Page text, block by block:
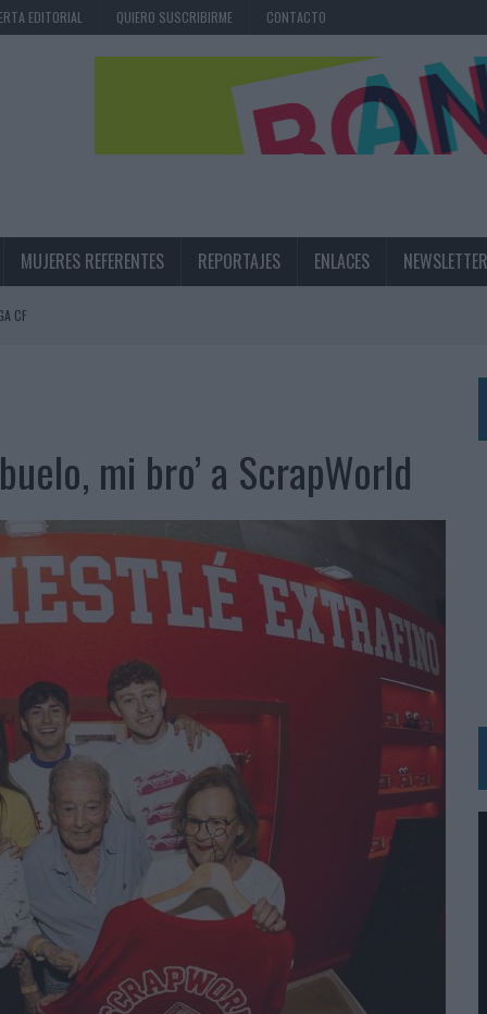
EDITORIAL QUIERO SUSCRIBIRME CONTACTO
MUJERES REFERENTES REPORTAJES ENLACES NEWSLETTER
CF
EN VERANO Y SUPERA AL MÓVIL COMO DISPOSITIVO MÁS UTILIZADO
COMERCIAL GLOBAL
INSPIRADA EN CORNETTO, CALIPPO Y SOLERO
EL PATRIMONIO HISTÓRICO EN ACTIVOS CULTURALES Y ECONÓMICOS
GESTIÓN DE SUS RELACIONES CON LOS MEDIOS
EN SU ÚLTIMA CAMPAÑA INTERNACIONAL
DE MARCA A LARGO PLAZO Y LA MEDICIÓN SON DOS CARAS DE LA MISMA
& RESORTS
DE INUSUALY PARA CERVEZA CAPAZ
ORANGE
OPORTUNIDAD DE INCLUSIÓN
EN SU NUEVA CAMPAÑA GLOBAL DE MARCA
mi bro’ a ScrapWorld